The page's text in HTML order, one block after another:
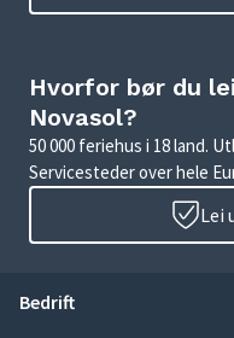
Hvorfor bør du
Novasol?
50 000 feriehus i 18 land.
Servicesteder over hele
Lei
Bedrift